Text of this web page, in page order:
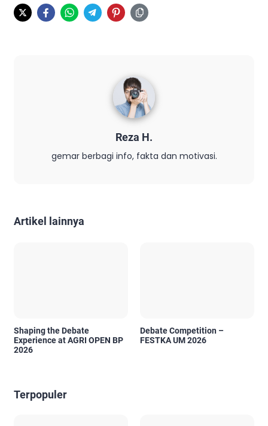
Reza H.
gemar berbagi info, fakta dan motivasi.
Artikel lainnya
Shaping the Debate
Experience at AGRI OPEN BP
2026
Debate Competition –
FESTKA UM 2026
Terpopuler